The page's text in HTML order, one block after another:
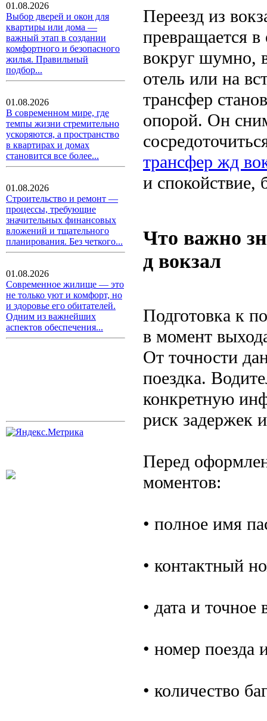
01.08.2026
Выбор дверей и окон для
квартиры или дома —
важный этап в создании
комфортного и безопасного
жилья. Правильный
подбор...
01.08.2026
В современном мире, где
темпы жизни стремительно
ускоряются, а пространство
в квартирах и домах
становится все более...
01.08.2026
Строительство и ремонт —
процессы, требующие
значительных финансовых
вложений и тщательного
планирования. Без четкого...
01.08.2026
Современное жилище — это
не только уют и комфорт, но
и здоровье его обитателей.
Одним из важнейших
аспектов обеспечения...
Переезд из
превращается
вокруг шумно,
отель или на
трансфер
опорой. Он
трансфер жд
и спокойствие,
Что важно
д вокзал
Подготовка к
в момент
От точности
поездка.
конкретную
риск задержек
Перед
моментов:
• полное имя
• контактный
• дата и
• номер поезда
• количество